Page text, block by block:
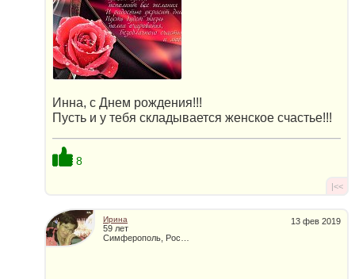
Инна, с Днем рождения!!!
Пусть и у тебя складывается женское счастье!!!
8
|<<
13 фев 2019
Ирина
59 лет
Симферополь, Россия